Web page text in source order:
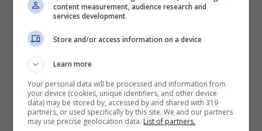
quindi ricaricabili attraverso la luce del sole:
non serve neppure mettersi in cerca di una
presa di corrente per renderli funzionanti.
Alcuni modelli possono perfino diventare
degli oggetti di arredamento gradevoli,
avendo conformazioni particolari. Quando si
parla di gadget pensati per dei motociclisti,
content measurement, audience research and
services development
Store and/or access information on a device
Learn more
Your personal data will be processed and information from
your device (cookies, unique identifiers, and other device
data) may be stored by, accessed by and shared with 319
partners, or used specifically by this site. We and our partners
may use precise geolocation data. List of partners.